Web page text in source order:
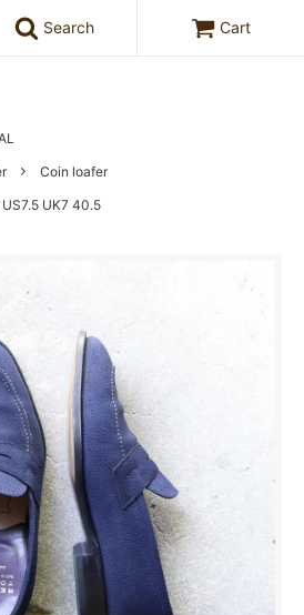
Search Cart
Coin loafer
UK7 40.5